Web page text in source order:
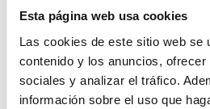
Esta página web usa cookies
Las cookies de este sitio web se
contenido y los anuncios, ofrecer
sociales y analizar el tráfico.
información sobre el uso que
Si lo que te preocupa es el
considerando el resto de
anunciando hasta ahora.
Ventajas e